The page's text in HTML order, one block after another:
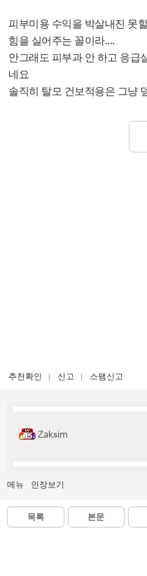
피부미용 수익을 박살내진 못
힘을 실어주는 꼴이라....
안그래도 피부과 안 하고 응급
네요
솔직히 탈모 건보적용은 그냥
추천확인 신고 스팸신고
Zaksim
메뉴 인장보기
목록 본문